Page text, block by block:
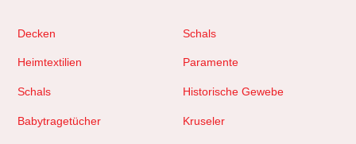
Decken
Heimtextilien
Schals
Babytragetücher
Schals
Paramente
Historische Gewebe
Kruseler